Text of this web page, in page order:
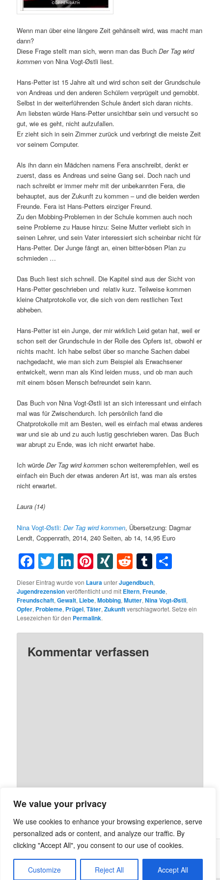
We value your privacy
We use cookies to enhance your browsing experience, serve
personalized ads or content, and analyze our traffic. By
clicking "Accept All", you consent to our use of cookies.
Customize Reject All Accept All
Wenn man über eine längere Zeit gehänselt wird, was macht man
dann?
Diese Frage stellt man sich, wenn man das BuchDer Tag wird
kommen von Nina Vogt-Østli liest.
Hans-Petter ist 15 Jahre alt und wird schon seit der Grundschule
von Andreas und den anderen Schülern verprügelt und gemobbt.
Selbst in der weiterführenden Schule ändert sich daran nichts.
Am liebsten würde Hans-Petter unsichtbar sein und versucht so
gut, wie es geht, nicht aufzufallen.
Er zieht sich in sein Zimmer zurück und verbringt die meiste Zeit
vor seinem Computer.
Als ihn dann ein Mädchen namens Fera anschreibt, denkt er
zuerst, dass es Andreas und seine Gang sei. Doch nach und
nach schreibt er immer mehr mit der unbekannten Fera, die
behauptet, aus der Zukunft zu kommen – und die beiden werden
Freunde. Fera ist Hans-Petters einziger Freund.
Zu den Mobbing-Problemen in der Schule kommen auch noch
seine Probleme zu Hause hinzu: Seine Mutter verliebt sich in
seinen Lehrer, und sein Vater interessiert sich scheinbar nicht für
Hans-Petter. Der Junge fängt an, einen bitter-bösen Plan zu
schmieden …
Das Buch liest sich schnell. Die Kapitel sind aus der Sicht von
Hans-Petter geschrieben und relativ kurz. Teilweise kommen
kleine Chatprotokolle vor, die sich von dem restlichen Text
abheben.
Hans-Petter ist ein Junge, der mir wirklich Leid getan hat, weil er
schon seit der Grundschule in der Rolle des Opfers ist, obwohl er
nichts macht. Ich habe selbst über so manche Sachen dabei
nachgedacht, wie man sich zum Beispiel als Erwachsener
entwickelt, wenn man als Kind leiden muss, und ob man auch
mit einem bösen Mensch befreundet sein kann.
Das Buch von Nina Vogt-Østli ist an sich interessant und einfach
mal was für Zwischendurch. Ich persönlich fand die
Chatprotokolle mit am Besten, weil es einfach mal etwas anderes
war und sie ab und zu auch lustig geschrieben waren. Das Buch
war abrupt zu Ende, was ich nicht erwartet habe.
Ich würdeDer Tag wird kommen schon weiterempfehlen, weil es
einfach ein Buch der etwas anderen Art ist, was man als erstes
nicht erwartet.
Laura (14)
Nina Vogt-Østli:Der Tag wird kommen, Übersetzung: Dagmar
Lendt, Coppenrath, 2014, 240 Seiten, ab 14, 14,95 Euro
Facebook
Twitter
LinkedIn
Pinterest
XINGRedditTumblr
Dieser Eintrag wurde von LauraunterJugendbuch,
Jugendrezensionveröffentlicht und mit Eltern,Freunde,
Freundschaft,Gewalt, Liebe,Mobbing,Mutter,Nina Vogt-Østli,
Opfer, Probleme, Prügel,Täter,Zukunftverschlagwortet. Setze ein
Lesezeichen für den Permalink.
Kommentar verfassen
Stolz präsentiert von WordPress